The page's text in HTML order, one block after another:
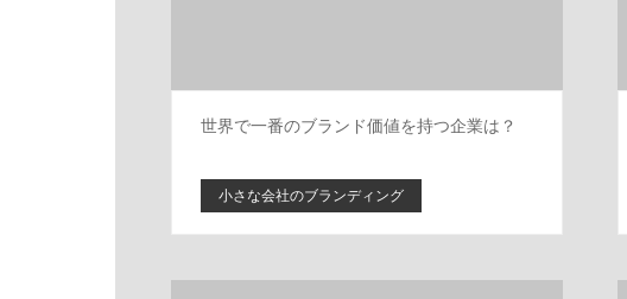
世界で一番のブランド価値を持つ企業は？
小さな会社のブランディング